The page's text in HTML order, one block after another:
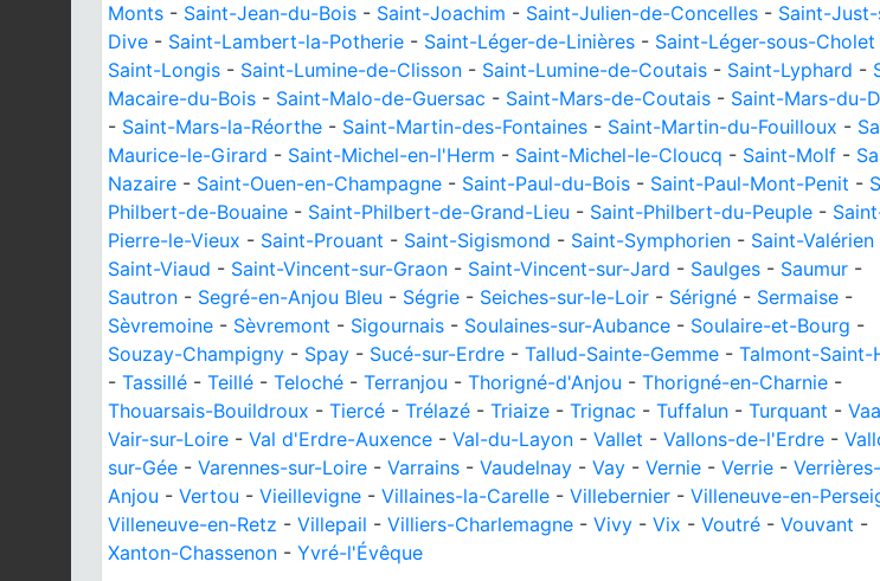
Monts - Saint-Jean-du-Bois - Saint-Joachim - Saint-Julien-de-Concelles - Saint-
Dive - Saint-Lambert-la-Potherie - Saint-Léger-de-Linières - Saint-Léger-sous-Cholet
Saint-Longis - Saint-Lumine-de-Clisson - Saint-Lumine-de-Coutais - Saint-Lyphard -
Macaire-du-Bois - Saint-Malo-de-Guersac - Saint-Mars-de-Coutais - Saint-Mars-du-
- Saint-Mars-la-Réorthe - Saint-Martin-des-Fontaines - Saint-Martin-du-Fouilloux -
Maurice-le-Girard - Saint-Michel-en-l'Herm - Saint-Michel-le-Cloucq - Saint-Molf -
Nazaire - Saint-Ouen-en-Champagne - Saint-Paul-du-Bois - Saint-Paul-Mont-Penit -
Philbert-de-Bouaine - Saint-Philbert-de-Grand-Lieu - Saint-Philbert-du-Peuple -
Pierre-le-Vieux - Saint-Prouant - Saint-Sigismond - Saint-Symphorien - Saint-Valérien
Saint-Viaud - Saint-Vincent-sur-Graon - Saint-Vincent-sur-Jard - Saulges - Saumur -
Sautron - Segré-en-Anjou Bleu - Ségrie - Seiches-sur-le-Loir - Sérigné - Sermaise -
Sèvremoine - Sèvremont - Sigournais - Soulaines-sur-Aubance - Soulaire-et-Bourg -
Souzay-Champigny - Spay - Sucé-sur-Erdre - Tallud-Sainte-Gemme - Talmont-Saint-
- Tassillé - Teillé - Teloché - Terranjou - Thorigné-d'Anjou - Thorigné-en-Charnie -
Thouarsais-Bouildroux - Tiercé - Trélazé - Triaize - Trignac - Tuffalun - Turquant -
Vair-sur-Loire - Val d'Erdre-Auxence - Val-du-Layon - Vallet - Vallons-de-l'Erdre -
sur-Gée - Varennes-sur-Loire - Varrains - Vaudelnay - Vay - Vernie - Verrie -
Anjou - Vertou - Vieillevigne - Villaines-la-Carelle - Villebernier - Villeneuve-en-
Villeneuve-en-Retz - Villepail - Villiers-Charlemagne - Vivy - Vix - Voutré - Vouvant -
Xanton-Chassenon - Yvré-l'Évêque